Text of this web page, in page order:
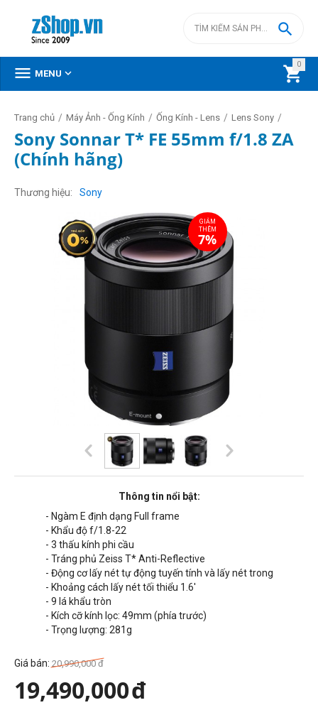
0


 MENU 
Trang chủ / Máy Ảnh - Ống Kính / Ống Kính - Lens / Lens Sony /
Sony Sonnar T* FE 55mm f/1.8 ZA
(Chính hãng)
Thương hiệu Sony
Thông tin nổi bật:
- Ngàm E định dạng Full frame
- Khẩu độ f/1.8-22
- 3 thấu kính phi cầu
- Tráng phủ Zeiss T* Anti-Reflective
- Động cơ lấy nét tự động tuyến tính và lấy nét trong
- Khoảng cách lấy nét tối thiểu 1.6'
- 9 lá khẩu tròn
- Kích cỡ kính lọc: 49mm (phía trước)
- Trọng lượng: 281g
Giá bán: 20,990,000 đ
19,490,000đ